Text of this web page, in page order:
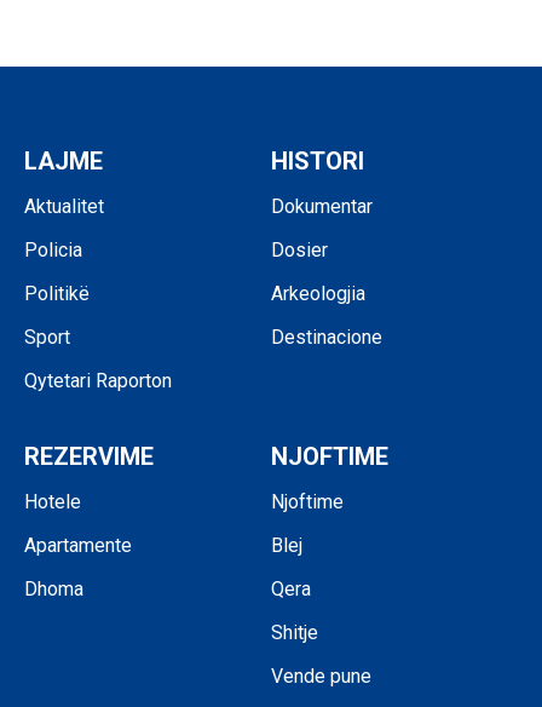
LAJME
Aktualitet
Policia
Politikë
Sport
Qytetari Raporton
HISTORI
Dokumentar
Dosier
Arkeologjia
Destinacione
REZERVIME
Hotele
Apartamente
Dhoma
NJOFTIME
Njoftime
Blej
Qera
Shitje
Vende pune